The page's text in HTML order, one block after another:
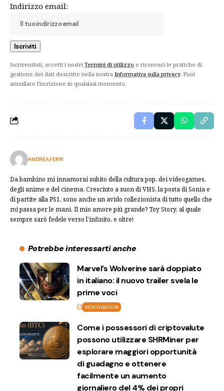
Indirizzo email:
Iscrivendoti, accetti i nostri Termini di utilizzo e riconosci le pratiche di
gestione dei dati descritte nella nostra Informativa sulla privacy. Puoi
annullare l'iscrizione in qualsiasi momento.
ANDREA FERRI
Da bambino mi innamorai subito della cultura pop, dei videogames,
degli anime e del cinema. Cresciuto a suon di VHS, la posta di Sonia e
di partite alla PS1, sono anche un avido collezionista di tutto quello che
mi passa per le mani. Il mio amore più grande? Toy Story, al quale
sempre sarò fedele verso l'infinito, e oltre!
Potrebbe interessarti anche
Marvel’s Wolverine sarà doppiato
in italiano: il nuovo trailer svela le
prime voci
VIDEOGIOCHI
Come i possessori di criptovalute
possono utilizzare SHRMiner per
esplorare maggiori opportunità
di guadagno e ottenere
facilmente un aumento
giornaliero del 4% dei propri